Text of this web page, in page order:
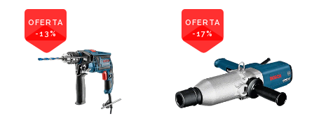
OFERTA
-13%
OFERTA
-17%